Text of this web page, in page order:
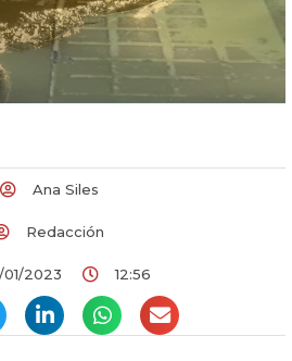
Ana Siles
Redacción
2023 12:56